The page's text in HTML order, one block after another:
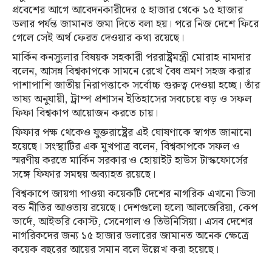
প্রবেশের আগে আবেদনকারীদের ৫ হাজার থেকে ১৫ হাজার
ডলার পর্যন্ত জামানত জমা দিতে বলা হয়। পরে নিজ দেশে ফিরে
গেলে সেই অর্থ ফেরত দেওয়ার কথা রয়েছে।
মার্কিন কনস্যুলার বিষয়ক সহকারী পররাষ্ট্রমন্ত্রী মোরাহ নামদার
বলেন, আসন্ন বিশ্বকাপকে সামনে রেখে বৈধ ভ্রমণ সহজ করার
পাশাপাশি জাতীয় নিরাপত্তাকে সর্বোচ্চ গুরুত্ব দেওয়া হচ্ছে। তাঁর
ভাষ্য অনুযায়ী, ট্রাম্প প্রশাসন ইতিহাসের সবচেয়ে বড় ও সফল
ফিফা বিশ্বকাপ আয়োজন করতে চায়।
ফিফার পক্ষ থেকেও যুক্তরাষ্ট্রের এই ঘোষণাকে স্বাগত জানানো
হয়েছে। সংস্থাটির এক মুখপাত্র বলেন, বিশ্বকাপকে সফল ও
স্মরণীয় করতে মার্কিন সরকার ও হোয়াইট হাউস টাস্কফোর্সের
সঙ্গে ফিফার সমন্বয় অব্যাহত রয়েছে।
বিশ্বকাপে জায়গা পাওয়া কয়েকটি দেশের নাগরিক এখনো ভিসা
বন্ড নীতির আওতায় রয়েছে। দেশগুলো হলো আলজেরিয়া, কেপ
ভার্দে, আইভরি কোস্ট, সেনেগাল ও তিউনিসিয়া। এসব দেশের
নাগরিকদের জন্য ১৫ হাজার ডলারের জামানত অনেক ক্ষেত্রে
কয়েক বছরের আয়ের সমান বলে উল্লেখ করা হয়েছে।